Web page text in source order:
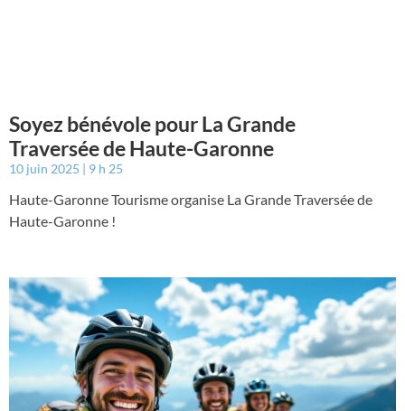
Soyez bénévole pour La Grande
Traversée de Haute-Garonne
10 juin 2025 9 h 25
Haute-Garonne Tourisme organise La Grande Traversée de
Haute-Garonne !